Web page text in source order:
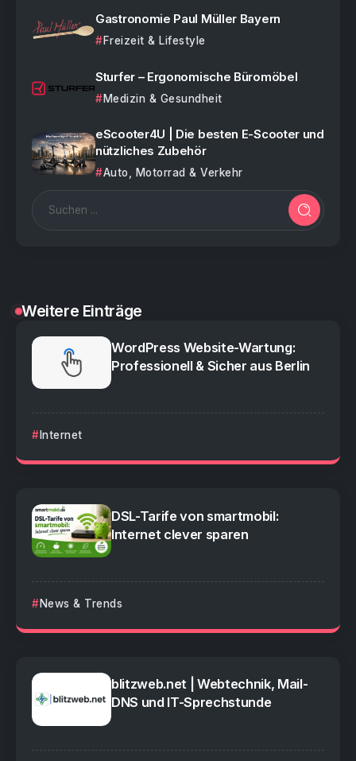
Gastronomie Paul Müller Bayern
Freizeit & Lifestyle
Sturfer – Ergonomische Büromöbel
Medizin & Gesundheit
eScooter4U | Die besten E-Scooter und
nützliches Zubehör
Auto, Motorrad & Verkehr
Weitere Einträge
WordPress Website-Wartung:
Professionell & Sicher aus Berlin
Internet
DSL-Tarife von smartmobil:
Internet clever sparen
News & Trends
blitzweb.net | Webtechnik, Mail-
DNS und IT-Sprechstunde